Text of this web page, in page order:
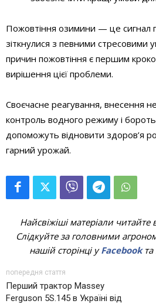
Пожовтіння озимини — це сигнал
зіткнулися з певними стресовими
причин пожовтіння є першим
вирішення цієї проблеми.
Своєчасне реагування, внесення
контроль водного режиму і
допоможуть відновити здоров’я
гарний урожай.
Найсвіжіші матеріали читайте
Слідкуйте за головними
нашій сторінці уFacebookта
попередня стаття
Перший трактор Massey
Ferguson 5S.145 в Україні від